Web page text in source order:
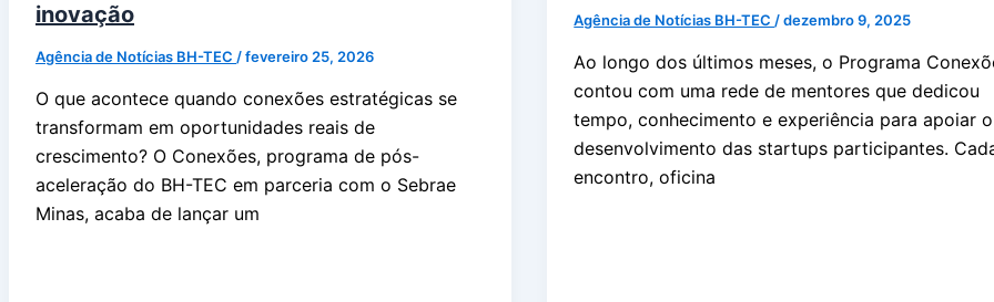
inovação
Agência de Notícias BH-TEC /fevereiro 25, 2026
O que acontece quando conexões estratégicas se
transformam em oportunidades reais de
crescimento? O Conexões, programa de pós-
aceleração do BH-TEC em parceria com o Sebrae
Minas, acaba de lançar um
Agência de Notícias BH-TEC /dezembro 9, 2025
Ao longo dos últimos meses, o Programa
contou com uma rede de mentores que dedicou
tempo, conhecimento e experiência para apoiar o
desenvolvimento das startups participantes.
encontro, oficina